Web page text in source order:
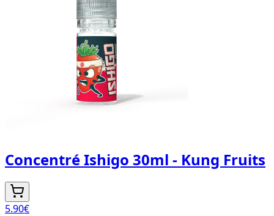
Concentré Ishigo 30ml - Kung Fruits
5.90€